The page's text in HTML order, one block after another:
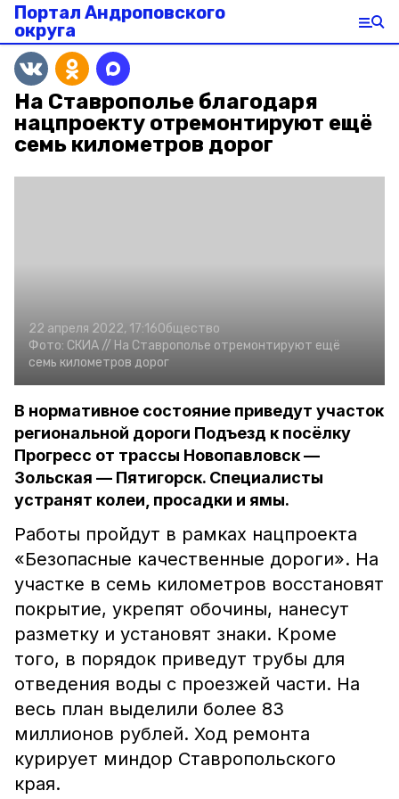
Портал Андроповского
округа
На Ставрополье благодаря
нацпроекту отремонтируют ещё
семь километров дорог
22 апреля 2022, 17:16Общество
Фото: СКИА // На Ставрополье отремонтируют ещё
семь километров дорог
В нормативное состояние приведут участок
региональной дороги Подъезд к посёлку
Прогресс от трассы Новопавловск —
Зольская — Пятигорск. Специалисты
устранят колеи, просадки и ямы.
Работы пройдут в рамках нацпроекта
«Безопасные качественные дороги». На
участке в семь километров восстановят
покрытие, укрепят обочины, нанесут
разметку и установят знаки. Кроме
того, в порядок приведут трубы для
отведения воды с проезжей части. На
весь план выделили более 83
миллионов рублей. Ход ремонта
курирует миндор Ставропольского
края.